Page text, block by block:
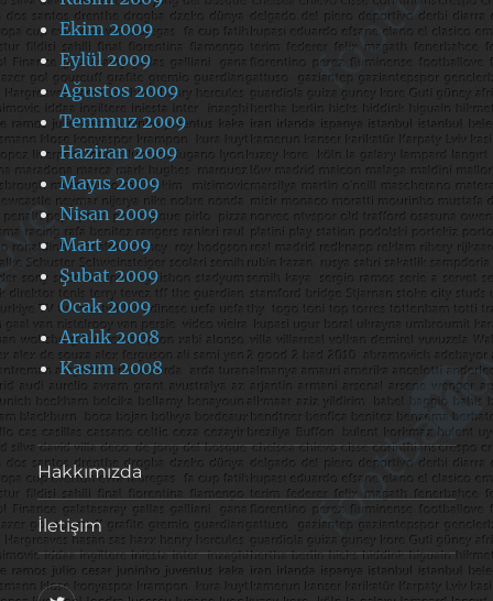
Ekim 2009
Eylül 2009
Ağustos 2009
Temmuz 2009
Haziran 2009
Mayıs 2009
Nisan 2009
Mart 2009
Şubat 2009
Ocak 2009
Aralık 2008
Kasım 2008
Hakkımızda
İletişim